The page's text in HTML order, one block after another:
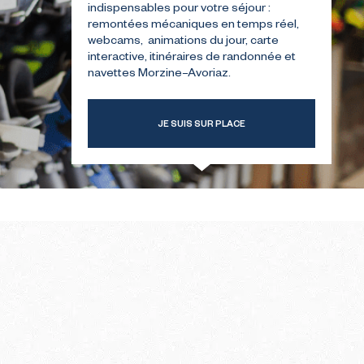
GUIDE POUR VOTRE
PREMIÈRE ÉTÉ
indispensables pour votre séjour :
remontées mécaniques en temps réel,
webcams, animations du jour, carte
interactive, itinéraires de randonnée et
navettes Morzine–Avoriaz.
JE SUIS SUR PLACE